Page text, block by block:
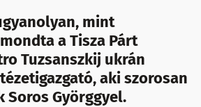
mint
a Tisza Párt
Tuzsanszkij ukrán
aki szorosan
Györggyel.